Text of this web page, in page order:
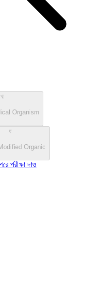
খ
Organism
ঘ
Organic
পরীক্ষা দাও